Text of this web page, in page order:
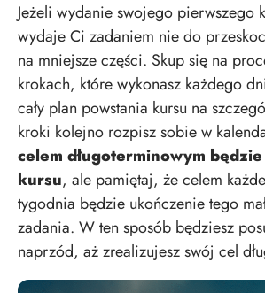
Jeżeli wydanie swojego pierwszego
wydaje Ci zadaniem nie do
na mniejsze części. Skup się na
krokach, które wykonasz każdego
cały plan powstania kursu na
kroki kolejno rozpisz sobie w
celem długoterminowym
kursu, ale pamiętaj, że celem
tygodnia będzie ukończenie tego
zadania. W ten sposób będziesz
naprzód, aż zrealizujesz swój cel